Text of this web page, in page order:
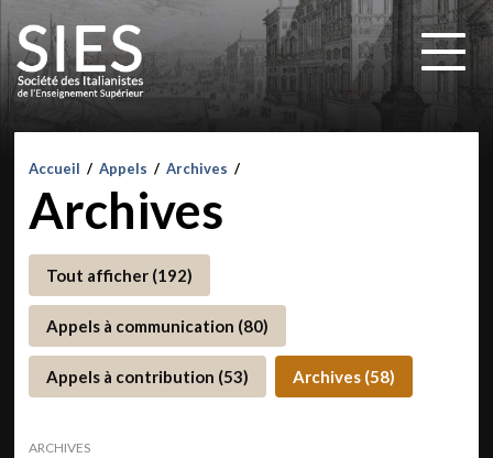
Accueil / Appels / Archives /
Archives
Tout afficher (192)
Appels à communication (80)
Appels à contribution (53) Archives (58)
ARCHIVES